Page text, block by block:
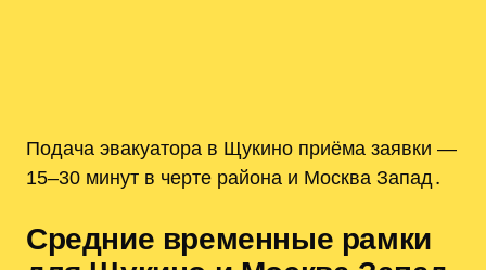
Подача эвакуатора в Щукино приёма заявки —
15–30 минут в черте района и Москва Запад․
Средние временные рамки